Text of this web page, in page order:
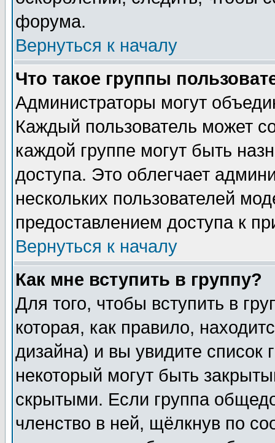
форума.
Вернуться к началу
Что такое группы
Администраторы могут
Каждый пользователь может
каждой группе могут быть
доступа. Это облегчает
нескольких пользователей
предоставлением доступа к
Вернуться к началу
Как мне вступить в группу?
Для того, чтобы вступить в
которая, как правило,
дизайна) и вы увидите список
некоторый могут быть
скрытыми. Если группа
членство в ней, щёлкнув по